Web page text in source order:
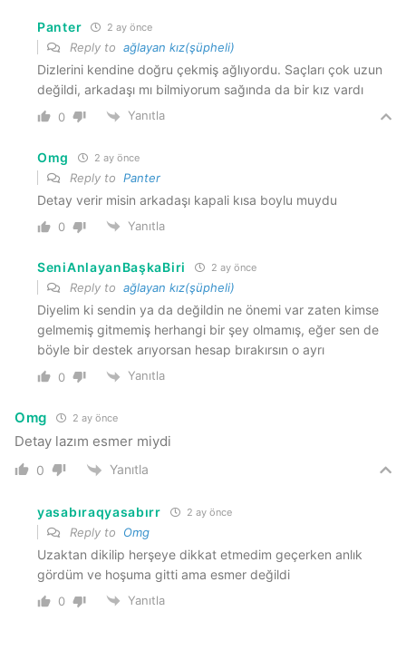
Panter 2 ay önce
Reply to ağlayan kız(şüpheli)
Dizlerini kendine doğru çekmiş ağlıyordu. Saçları çok uzun
değildi, arkadaşı mı bilmiyorum sağında da bir kız vardı
0 Yanıtla
Omg 2 ay önce
Reply to Panter
Detay verir misin arkadaşı kapali kısa boylu muydu
0 Yanıtla
SeniAnlayanBaşkaBiri 2 ay önce
Reply to ağlayan kız(şüpheli)
Diyelim ki sendin ya da değildin ne önemi var zaten kimse
gelmemiş gitmemiş herhangi bir şey olmamış, eğer sen de
böyle bir destek arıyorsan hesap bırakırsın o ayrı
0 Yanıtla
Omg 2 ay önce
Detay lazım esmer miydi
0 Yanıtla
yasabıraqyasabırr 2 ay önce
Reply to Omg
Uzaktan dikilip herşeye dikkat etmedim geçerken anlık
gördüm ve hoşuma gitti ama esmer değildi
0 Yanıtla